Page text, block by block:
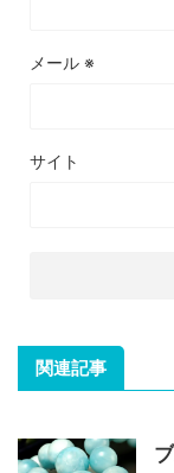
メール ※
サイト
関連記事